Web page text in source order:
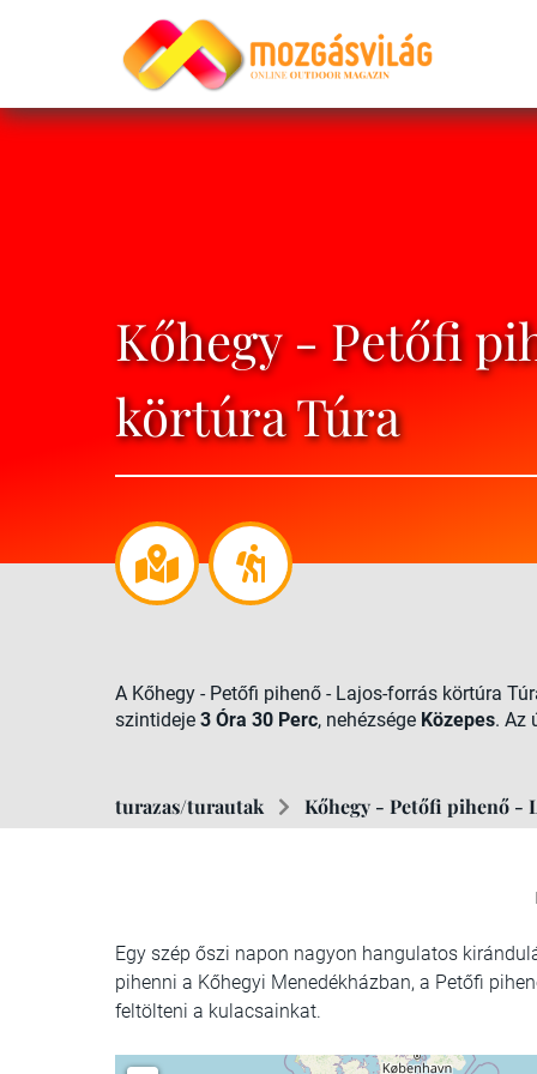
Kőhegy - Petőfi
körtúra Túra
A Kőhegy - Petőfi pihenő - Lajos-forrás körtúra
szintideje 3 Óra 30 Perc, nehézsége Közepes. Az
turazas/turautak Kőhegy - Petőfi pihenő -
Egy szép őszi napon nagyon hangulatos
pihenni a Kőhegyi Menedékházban, a Petőfi
feltölteni a kulacsainkat.